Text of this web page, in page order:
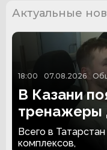
Актуальные
18:00 07.08.2026
В Казани
тренажеры
людей с
Всего в
комплексов,